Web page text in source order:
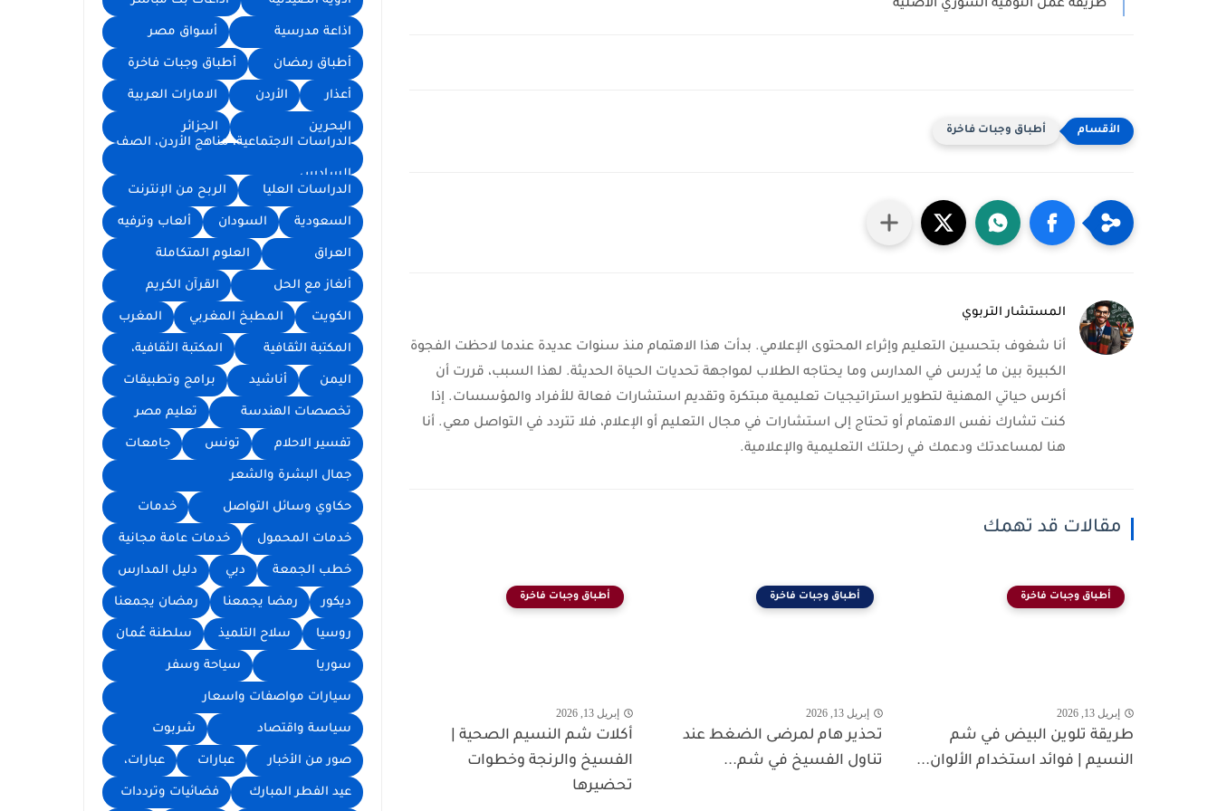
طريقة عمل الثومية السوري الأصلية
أطباق وجبات فاخرة
المستشار التربوي
أنا شغوف بتحسين التعليم وإثراء المحتوى الإعلامي. بدأت هذا الاهتمام منذ سنوات عديدة عندما لاحظت الفجوة
الكبيرة بين ما يُدرس في المدارس وما يحتاجه الطلاب لمواجهة تحديات الحياة الحديثة. لهذا السبب، قررت أن
أكرس حياتي المهنية لتطوير استراتيجيات تعليمية مبتكرة وتقديم استشارات فعالة للأفراد والمؤسسات. إذا
كنت تشارك نفس الاهتمام أو تحتاج إلى استشارات في مجال التعليم أو الإعلام، فلا تتردد في التواصل معي. أنا
هنا لمساعدتك ودعمك في رحلتك التعليمية والإعلامية.
مقالات قد تهمك
أطباق وجبات فاخرة
إبريل 13, 2026
طريقة تلوين البيض في شم
النسيم | فوائد استخدام الألوان...
أطباق وجبات فاخرة
إبريل 13, 2026
تحذير هام لمرضى الضغط عند
تناول الفسيخ في شم...
أطباق وجبات فاخرة
إبريل 13, 2026
أكلات شم النسيم الصحية |
الفسيخ والرنجة وخطوات
تحضيرها
اذاعة مدرسية أسواق مصر
أطباق رمضان أطباق وجبات فاخرة
أعذار الأردن الامارات العربية
البحرين
الجزائر
الدراسات الاجتماعية، مناهج الأردن، الصف
السادس
الدراسات العليا
الربح من الإنترنت
السعودية السودان ألعاب وترفيه
العراق العلوم المتكاملة
ألغاز مع الحل القرآن الكريم
الكويت المطبخ المغربي المغرب
المكتبة الثقافية المكتبة الثقافية،
اليمن أناشيد برامج وتطبيقات
تخصصات الهندسة تعليم مصر
تفسير الاحلام تونس جامعات
جمال البشرة والشعر
حكاوي وسائل التواصل خدمات
خدمات المحمول خدمات عامة مجانية
خطب الجمعة دبي دليل المدارس
ديكور رمضا يجمعنا رمضان يجمعنا
روسيا سلاح التلميذ سلطنة عُمان
سوريا سياحة وسفر
سيارات مواصفات واسعار
سياسة واقتصاد شربوت
صور من الأخبار عبارات عبارات،
عيد الفطر المبارك فضائيات وترددات